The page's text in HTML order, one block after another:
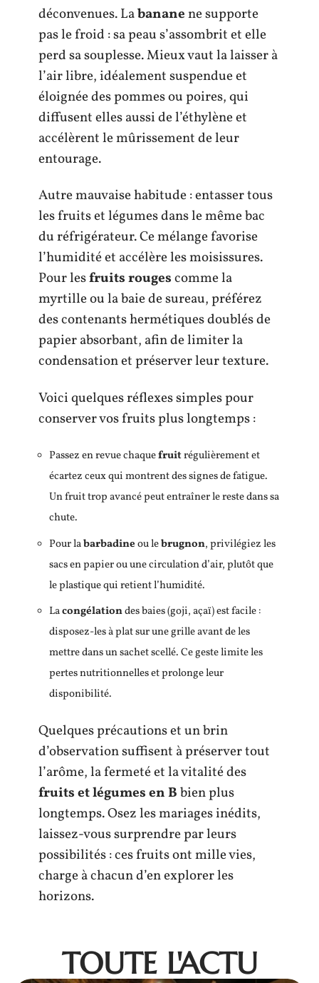
déconvenues. Labananene supporte
pas le froid : sa peau s’assombrit et elle
perd sa souplesse. Mieux vaut la laisser à
l’air libre, idéalement suspendue et
éloignée des pommes ou poires, qui
diffusent elles aussi de l’éthylène et
accélèrent le mûrissement de leur
entourage.
Autre mauvaise habitude : entasser tous
les fruits et légumes dans le même bac
du réfrigérateur. Ce mélange favorise
l’humidité et accélère les moisissures.
Pour lesfruits rougescomme la
myrtille ou la baie de sureau, préférez
des contenants hermétiques doublés de
papier absorbant, afin de limiter la
condensation et préserver leur texture.
Voici quelques réflexes simples pour
conserver vos fruits plus longtemps :
Passez en revue chaquefruitrégulièrement et
écartez ceux qui montrent des signes de fatigue.
Un fruit trop avancé peut entraîner le reste dans sa
chute.
Pour labarbadineou lebrugnon, privilégiez les
sacs en papier ou une circulation d’air, plutôt que
le plastique qui retient l’humidité.
Lacongélationdes baies (goji, açaï) est facile :
disposez-les à plat sur une grille avant de les
mettre dans un sachet scellé. Ce geste limite les
pertes nutritionnelles et prolonge leur
disponibilité.
Quelques précautions et un brin
d’observation suffisent à préserver tout
l’arôme, la fermeté et la vitalité des
fruits et légumes en Bbien plus
longtemps. Osez les mariages inédits,
laissez-vous surprendre par leurs
possibilités : ces fruits ont mille vies,
charge à chacun d’en explorer les
horizons.
TOUTE L'ACTU